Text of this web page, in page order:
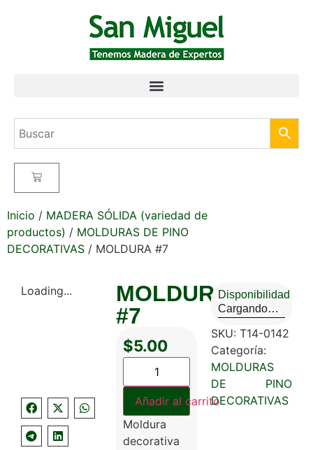
Inicio / MADERA SÓLIDA (variedad de
productos) / MOLDURAS DE PINO
DECORATIVAS / MOLDURA #7
Loading...
MOLDURA
#7
$5.00
Añadir al carrito
Moldura
decorativa
Disponibilidad
Cargando…
SKU: T14-0142
Categoría:
MOLDURAS
DE PINO
DECORATIVAS